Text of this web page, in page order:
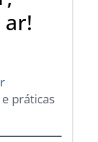
práticas